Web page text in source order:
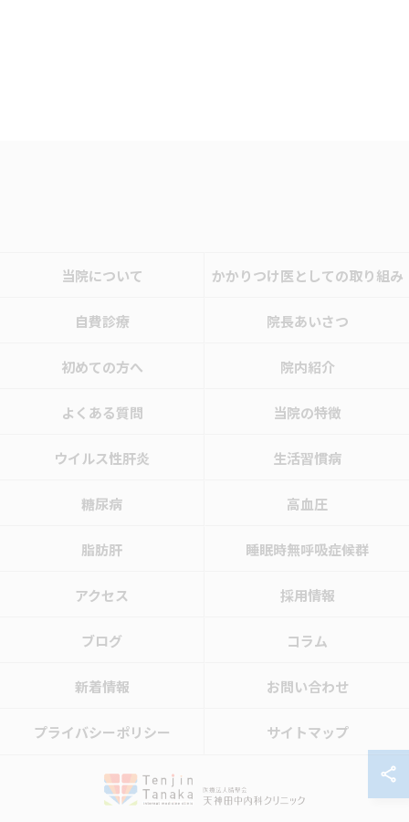
当院について かかりつけ医としての取り組み
自費診療 院長あいさつ
初めての方へ 院内紹介
よくある質問 当院の特徴
ウイルス性肝炎 生活習慣病
糖尿病 高血圧
脂肪肝 睡眠時無呼吸症候群
アクセス 採用情報
ブログ コラム
新着情報 お問い合わせ
プライバシーポリシー サイトマップ